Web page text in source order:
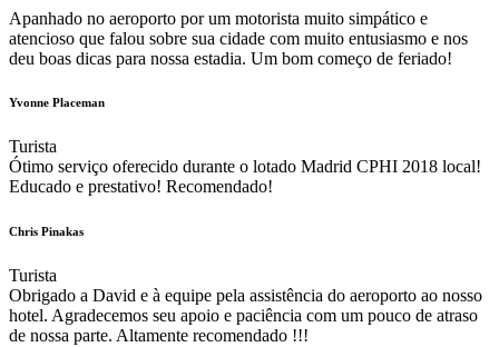
Apanhado no aeroporto por um motorista muito simpático e
atencioso que falou sobre sua cidade com muito entusiasmo e nos
deu boas dicas para nossa estadia. Um bom começo de feriado!
Yvonne Placeman
Turista
Ótimo serviço oferecido durante o lotado Madrid CPHI 2018 local!
Educado e prestativo! Recomendado!
Chris Pinakas
Turista
Obrigado a David e à equipe pela assistência do aeroporto ao nosso
hotel. Agradecemos seu apoio e paciência com um pouco de atraso
de nossa parte. Altamente recomendado !!!